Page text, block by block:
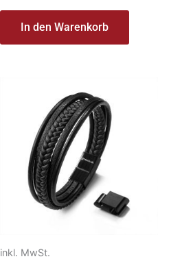
In den Warenkorb
inkl. MwSt.
mehrere
Varianten
Optionen
auf